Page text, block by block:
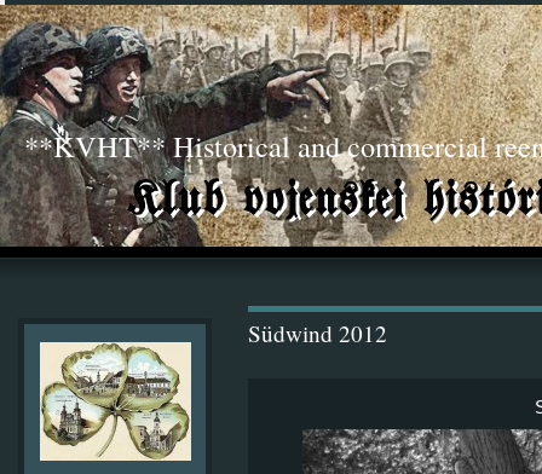
**KVHT** Historical and commercial
Südwind 2012